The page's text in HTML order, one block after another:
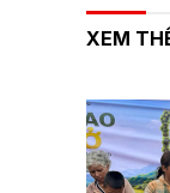
XEM